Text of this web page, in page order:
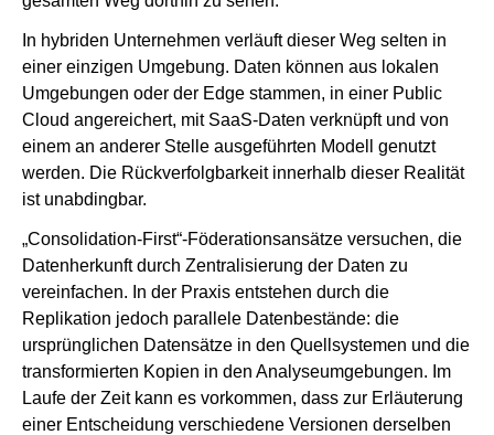
In hybriden Unternehmen verläuft dieser Weg selten in
einer einzigen Umgebung. Daten können aus lokalen
Umgebungen oder der Edge stammen, in einer Public
Cloud angereichert, mit SaaS-Daten verknüpft und von
einem an anderer Stelle ausgeführten Modell genutzt
werden. Die Rückverfolgbarkeit innerhalb dieser Realität
ist unabdingbar.
„Consolidation-First“-Föderationsansätze versuchen, die
Datenherkunft durch Zentralisierung der Daten zu
vereinfachen. In der Praxis entstehen durch die
Replikation jedoch parallele Datenbestände: die
ursprünglichen Datensätze in den Quellsystemen und die
transformierten Kopien in den Analyseumgebungen. Im
Laufe der Zeit kann es vorkommen, dass zur Erläuterung
einer Entscheidung verschiedene Versionen derselben